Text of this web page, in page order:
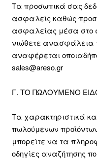
Τα προσωπικά σας
ασφαλείς καθώς
ασφαλείας μέσα στο
νιώθετε ανασφάλεια
αναφέρεται
sales@areso.gr
Γ. ΤΟ ΠΩΛΟΥΜΕΝΟ
Τα χαρακτηριστικά
πωλούμενων
μπορείτε να τα
οδηγίες αναζήτησης